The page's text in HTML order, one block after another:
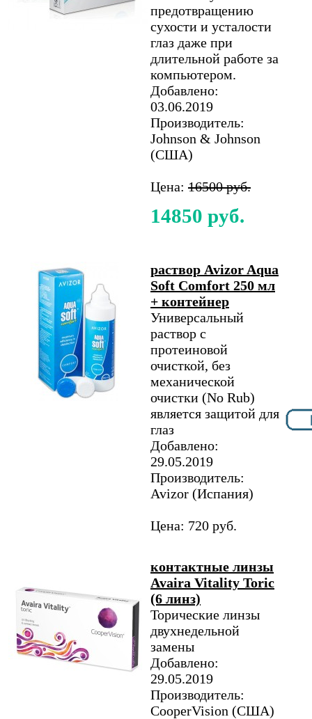
предотвращению
сухости и усталости
глаз даже при
длительной работе за
компьютером.
Добавлено:
03.06.2019
Производитель:
Johnson & Johnson
(США)
Цена: 16500 руб.
14850 руб.
раствор Avizor Aqua
Soft Comfort 250 мл
+ контейнер
Универсальный
раствор с
протеиновой
очисткой, без
механической
очистки (No Rub)
является защитой для
глаз
Добавлено:
29.05.2019
Производитель:
Avizor (Испания)
Цена: 720 руб.
контактные линзы
Avaira Vitality Toric
(6 линз)
Торические линзы
двухнедельной
замены
Добавлено:
29.05.2019
Производитель:
CooperVision (США)